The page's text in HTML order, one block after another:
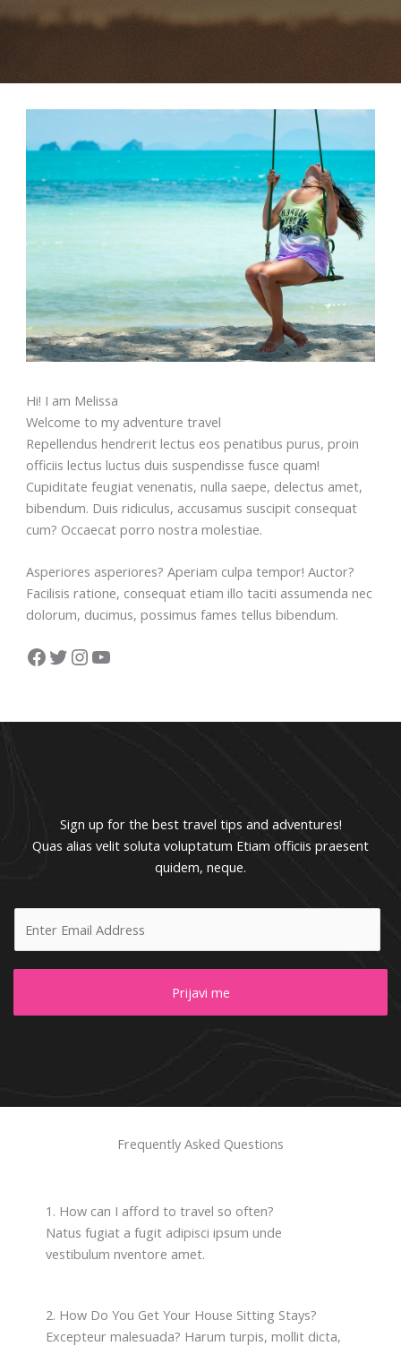
Hi! I am Melissa
Welcome to my adventure travel
Repellendus hendrerit lectus eos penatibus purus, proin
officiis lectus luctus duis suspendisse fusce quam!
Cupiditate feugiat venenatis, nulla saepe, delectus amet,
bibendum. Duis ridiculus, accusamus suscipit consequat
cum? Occaecat porro nostra molestiae.
Asperiores asperiores? Aperiam culpa tempor! Auctor?
Facilisis ratione, consequat etiam illo taciti assumenda nec
dolorum, ducimus, possimus fames tellus bibendum.
Facebook Twitter InstagramYouTube
Sign up for the best travel tips and adventures!
Quas alias velit soluta voluptatum Etiam officiis praesent
quidem, neque.
Prijavi me
Frequently Asked Questions
1. How can I afford to travel so often?
Natus fugiat a fugit adipisci ipsum unde
vestibulum nventore amet.
2. How Do You Get Your House Sitting Stays?
Excepteur malesuada? Harum turpis, mollit dicta,